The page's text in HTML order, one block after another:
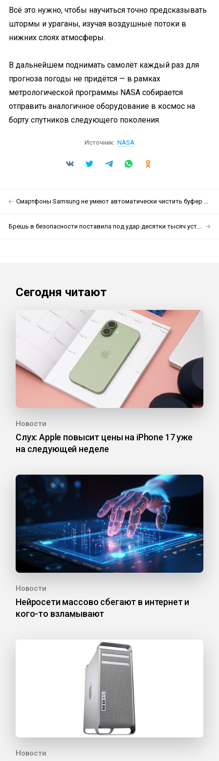
Всё это нужно, чтобы научиться точно предсказывать
штормы и ураганы, изучая воздушные потоки в
нижних слоях атмосферы.
В дальнейшем поднимать самолёт каждый раз для
прогноза погоды не придётся — в рамках
метрологической программы NASA собирается
отправить аналогичное оборудование в космос на
борту спутников следующего поколения.
Источник: NASA
Смартфоны Samsung не умеют автоматически чистить буфер обмена
Брешь в безопасности поставила под удар десятки тысяч устройств с AirPlay
Сегодня читают
Новости
Слух: Apple повысит цены на iPhone 17 уже
на следующей неделе
Новости
Нейросети массово сбегают в интернет и
кого-то взламывают
Новости